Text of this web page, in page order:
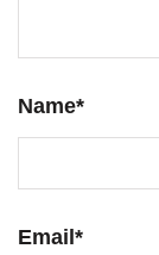
Name*
Email*